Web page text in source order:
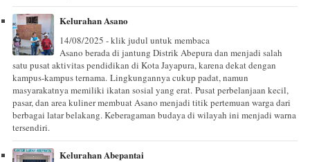
Kelurahan Asano
14/08/2025 - klik judul untuk membaca
Asano berada di jantung Distrik Abepura dan menjadi salah
satu pusat aktivitas pendidikan di Kota Jayapura, karena dekat dengan
kampus-kampus ternama. Lingkungannya cukup padat, namun
masyarakatnya memiliki ikatan sosial yang erat. Pusat perbelanjaan kecil,
pasar, dan area kuliner membuat Asano menjadi titik pertemuan warga dari
berbagai latar belakang. Keberagaman budaya di wilayah ini menjadi warna
tersendiri.
Kelurahan Abepantai